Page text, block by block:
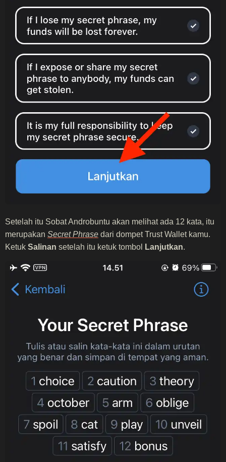
Setelah itu Sobat Androbuntu akan melihat ada 12 kata, itu
merupakan Secret Phrase dari dompet Trust Wallet kamu.
Ketuk Salinan setelah itu ketuk tombol Lanjutkan.